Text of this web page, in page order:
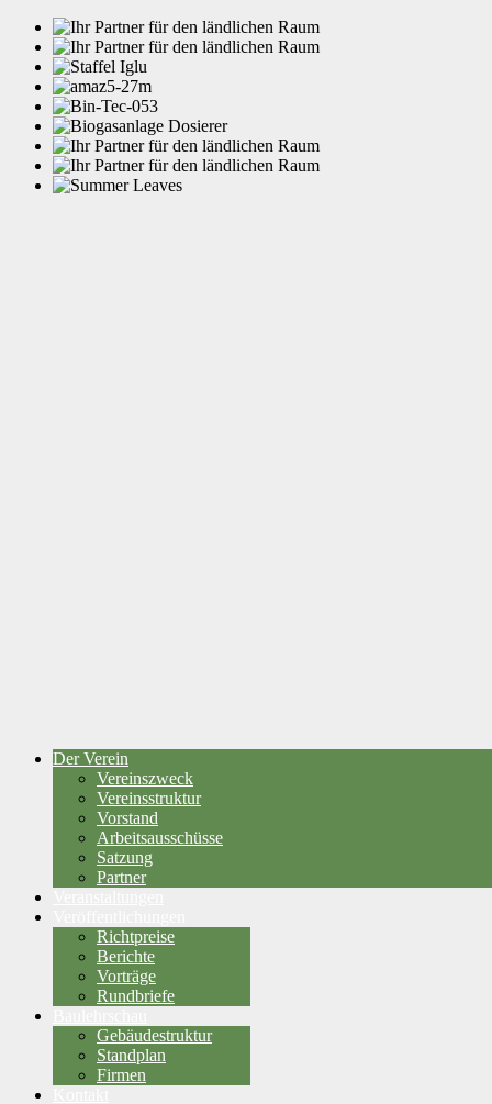
Der Verein
Vereinszweck
Vereinsstruktur
Vorstand
Arbeitsausschüsse
Satzung
Partner
Richtpreise
Berichte
Vorträge
Rundbriefe
Gebäudestruktur
Standplan
Firmen